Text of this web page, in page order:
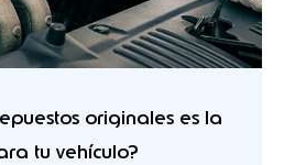
originales es la
tu vehículo?